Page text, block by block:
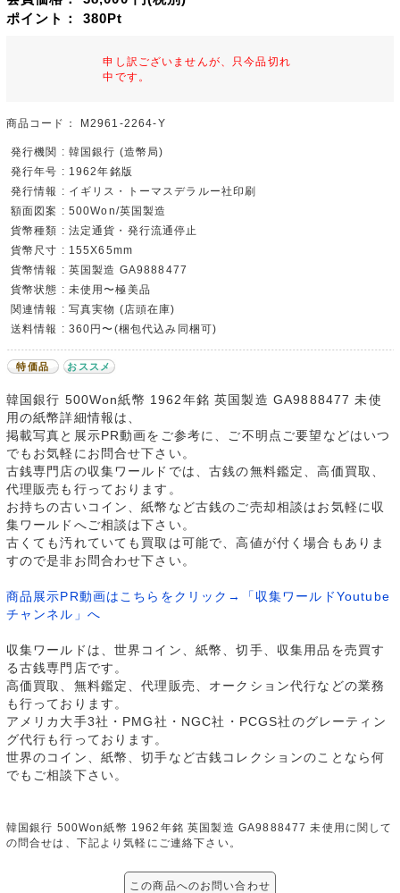
ポイント： 380Pt
申し訳ございませんが、只今品切れ
中です。
商品コード： M2961-2264-Y
発行機関 : 韓国銀行 (造幣局)
発行年号 : 1962年銘版
発行情報 : イギリス・トーマスデラルー社印刷
額面図案 : 500Won/英国製造
貨幣種類 : 法定通貨・発行流通停止
貨幣尺寸 : 155X65mm
貨幣情報 : 英国製造 GA9888477
貨幣状態 : 未使用〜極美品
関連情報 : 写真実物 (店頭在庫)
送料情報 : 360円〜(梱包代込み同梱可)
特価品 おススメ
韓国銀行 500Won紙幣 1962年銘 英国製造 GA9888477 未使
用の紙幣詳細情報は、
掲載写真と展示PR動画をご参考に、ご不明点ご要望などはいつ
でもお気軽にお問合せ下さい。
古銭専門店の収集ワールドでは、古銭の無料鑑定、高価買取、
代理販売も行っております。
お持ちの古いコイン、紙幣など古銭のご売却相談はお気軽に収
集ワールドへご相談は下さい。
古くても汚れていても買取は可能で、高値が付く場合もありま
すので是非お問合わせ下さい。
商品展示PR動画はこちらをクリック→「収集ワールドYoutube
チャンネル」へ
収集ワールドは、世界コイン、紙幣、切手、収集用品を売買す
る古銭専門店です。
高価買取、無料鑑定、代理販売、オークション代行などの業務
も行っております。
アメリカ大手3社・PMG社・NGC社・PCGS社のグレーティン
グ代行も行っております。
世界のコイン、紙幣、切手など古銭コレクションのことなら何
でもご相談下さい。
韓国銀行 500Won紙幣 1962年銘 英国製造 GA9888477 未使用に関して
の問合せは、下記より気軽にご連絡下さい。
この商品へのお問い合わせ